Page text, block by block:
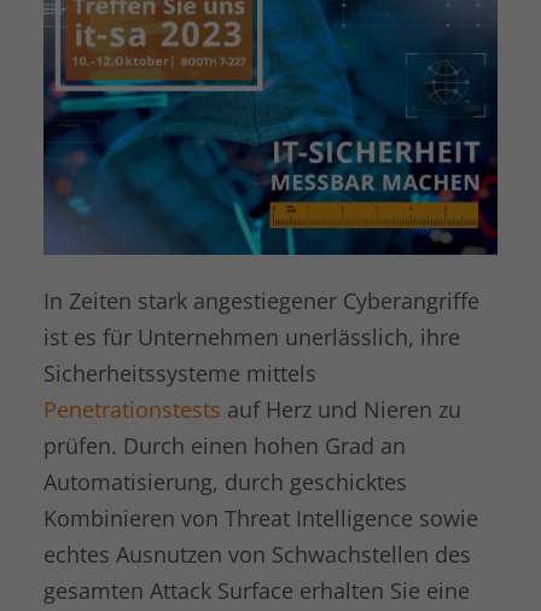
In Zeiten stark angestiegener Cyberangriffe
ist es für Unternehmen unerlässlich, ihre
Sicherheitssysteme mittels
Penetrationstests auf Herz und Nieren zu
prüfen. Durch einen hohen Grad an
Automatisierung, durch geschicktes
Kombinieren von Threat Intelligence sowie
echtes Ausnutzen von Schwachstellen des
gesamten Attack Surface erhalten Sie eine
Laufzeit 1 Tag
Zweck
Dies ist ein von Google Analytics
gesetztes Cookie vom Mustertyp, bei
dem das Musterelement auf dem
Namen die eindeutige
Identitätsnummer des Kontos oder der
Website enthält, auf das es sich
bezieht. Es scheint eine Variation des
wird, um die von Google auf Websites
mit hohem Traffic-Aufkommen
aufgezeichnete Datenmenge zu
begrenzen.
Name _gat UA-16680190-1
Anbieter Google Analytics
Laufzeit 1 Minute